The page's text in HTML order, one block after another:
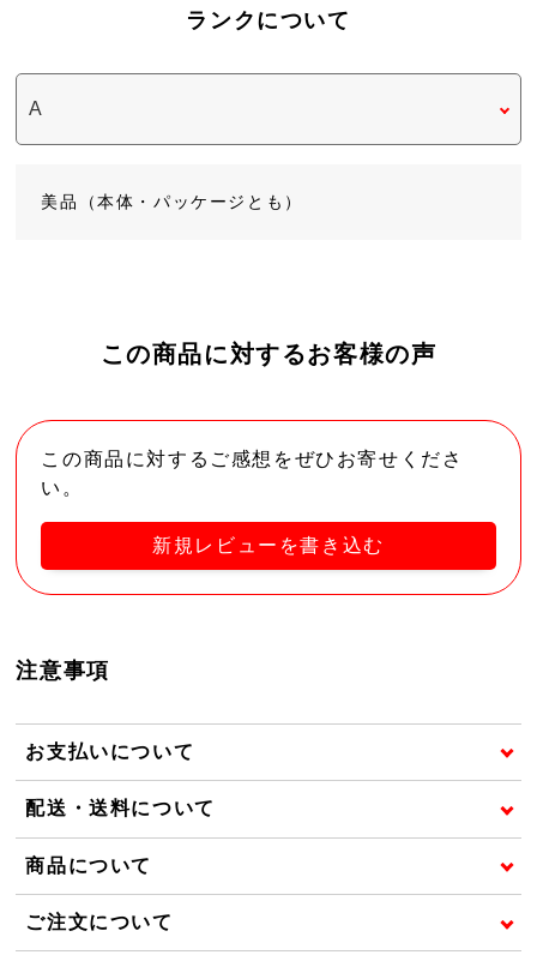
ランクについて
美品（本体・パッケージとも）
この商品に対するお客様の声
この商品に対するご感想をぜひお寄せくださ
い。
新規レビューを書き込む
注意事項
お支払いについて
配送・送料について
商品について
ご注文について